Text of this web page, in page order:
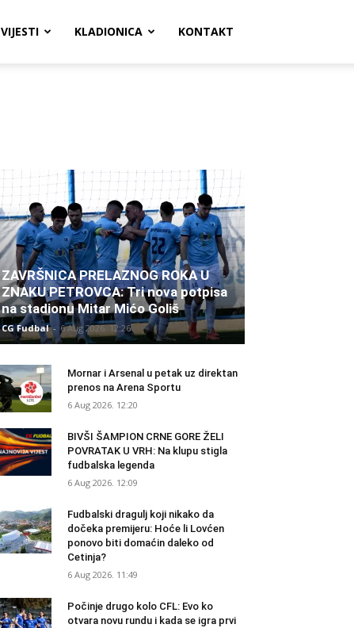
VIJESTI KLADIONICA KONTAKT
ZAVRŠNICA PRELAZNOG ROKA U
ZNAKU PETROVCA: Tri nova potpisa
na stadionu Mitar Mićo Goliš
CG Fudbal - 6 Aug 2026. 12:26
Mornar i Arsenal u petak uz direktan
prenos na Arena Sportu
6 Aug 2026. 12:20
BIVŠI ŠAMPION CRNE GORE ŽELI
POVRATAK U VRH: Na klupu stigla
fudbalska legenda
6 Aug 2026. 12:09
Fudbalski dragulj koji nikako da
dočeka premijeru: Hoće li Lovćen
ponovo biti domaćin daleko od
Cetinja?
6 Aug 2026. 11:49
Počinje drugo kolo CFL: Evo ko
otvara novu rundu i kada se igra prvi